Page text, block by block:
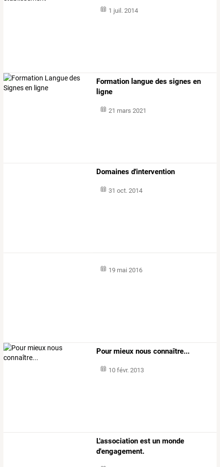
1 juil. 2014
Formation langue des signes en
ligne
21 mars 2021
Domaines d'intervention
31 oct. 2014
19 mai 2016
Pour mieux nous connaître...
10 févr. 2013
L'association est un monde
d'engagement.